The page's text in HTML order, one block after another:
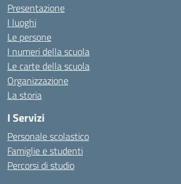
Presentazione
I luoghi
Le persone
I numeri della scuola
Le carte della scuola
Organizzazione
La storia
I Servizi
Personale scolastico
Famiglie e studenti
Percorsi di studio